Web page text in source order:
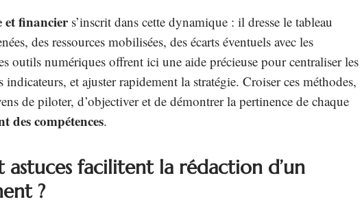
et financiers’inscrit dans cette dynamique : il dresse le tableau
des ressources mobilisées, des écarts éventuels avec les
outils numériques offrent ici une aide précieuse pour centraliser les
et ajuster rapidement la stratégie. Croiser ces méthodes,
de piloter, d’objectiver et de démontrer la pertinence de chaque
des compétences.
astuces facilitent la rédaction d’un
?